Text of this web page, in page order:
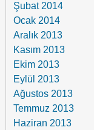
Şubat 2014
Ocak 2014
Aralık 2013
Kasım 2013
Ekim 2013
Eylül 2013
Ağustos 2013
Temmuz 2013
Haziran 2013